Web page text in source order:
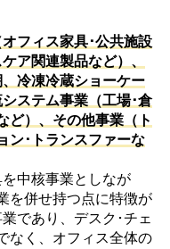
フィス家具･公共施設
ア関連製品など）、
冷凍冷蔵ショーケー
ステム事業（工場･倉
ど）、その他事業（ト
ン･トランスファーな
中核事業としなが
を併せ持つ点に特徴が
であり、デスク･チェ
なく、オフィス全体の